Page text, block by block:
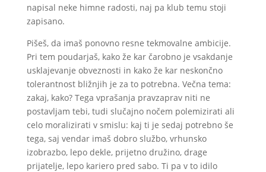
napisal neke himne radosti, naj pa klub temu stoji
zapisano.
Pišeš, da imaš ponovno resne tekmovalne ambicije.
Pri tem poudarjaš, kako že kar čarobno je vsakdanje
usklajevanje obveznosti in kako že kar neskončno
tolerantnost bližnjih je za to potrebna. Večna tema:
zakaj, kako? Tega vprašanja pravzaprav niti ne
postavljam tebi, tudi slučajno nočem polemizirati ali
celo moralizirati v smislu: kaj ti je sedaj potrebno še
tega, saj vendar imaš dobro službo, vrhunsko
izobrazbo, lepo dekle, prijetno družino, drage
prijatelje, lepo kariero pred sabo. Ti pa v to idilo